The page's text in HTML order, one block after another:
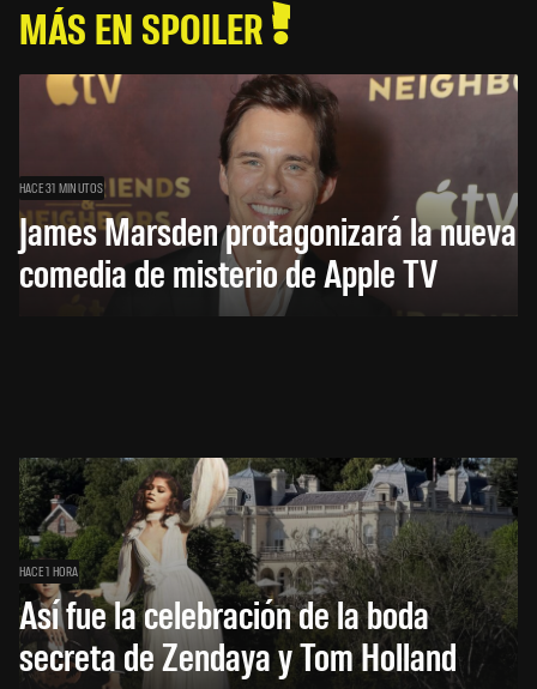
MÁS EN SPOILER
HACE 31 MINUTOS
James Marsden protagonizará la nueva
comedia de misterio de Apple TV
HACE 1 HORA
Así fue la celebración de la boda
secreta de Zendaya y Tom Holland